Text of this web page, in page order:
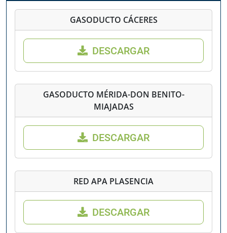
GASODUCTO CÁCERES
DESCARGAR
GASODUCTO MÉRIDA-DON BENITO-
MIAJADAS
DESCARGAR
RED APA PLASENCIA
DESCARGAR